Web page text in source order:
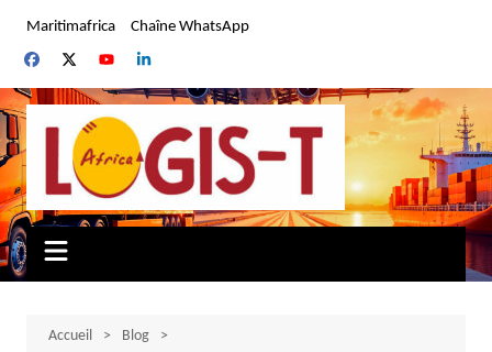
contenu
Maritimafrica Chaîne WhatsApp
Accueil
Blog